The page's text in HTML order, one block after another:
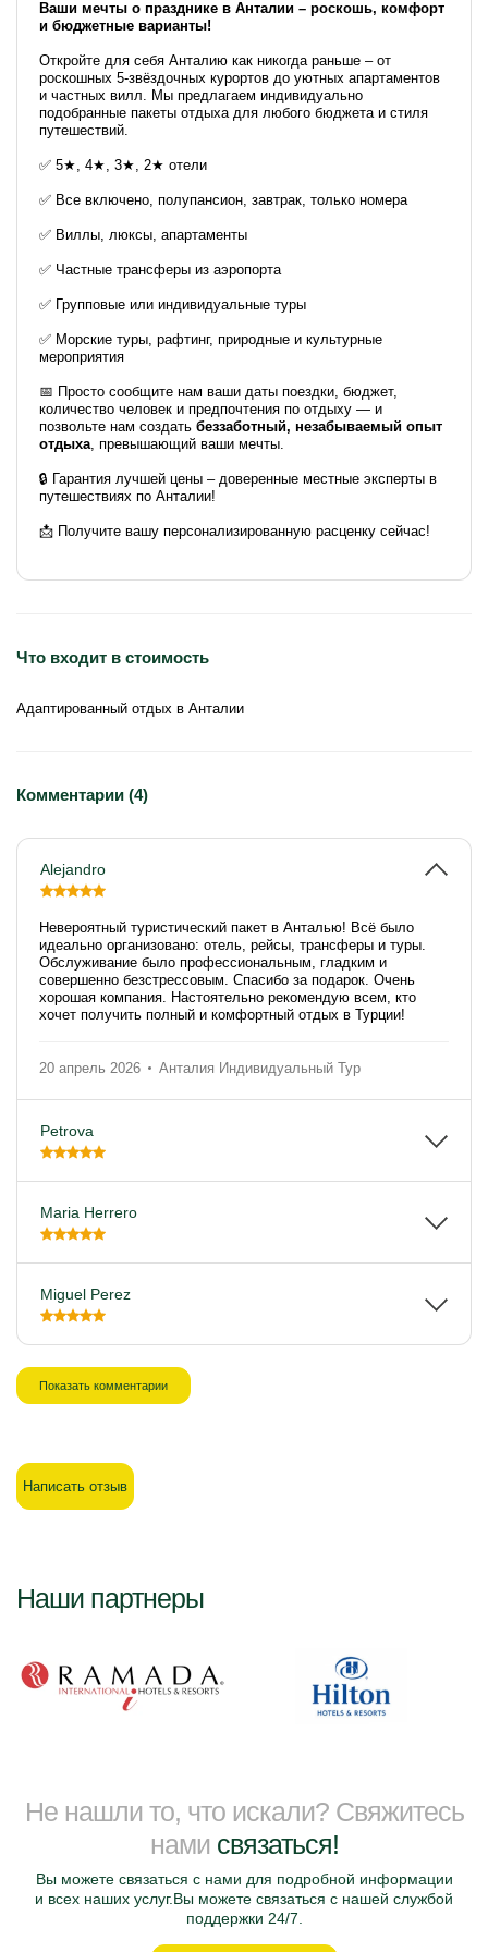
Ваши мечты о празднике в Анталии – роскошь, комфорт
и бюджетные варианты!
Откройте для себя Анталию как никогда раньше – от
роскошных 5-звёздочных курортов до уютных апартаментов
и частных вилл. Мы предлагаем индивидуально
подобранные пакеты отдыха для любого бюджета и стиля
путешествий.
✅ 5★, 4★, 3★, 2★ отели
✅ Все включено, полупансион, завтрак, только номера
✅ Виллы, люксы, апартаменты
✅ Частные трансферы из аэропорта
✅ Групповые или индивидуальные туры
✅ Морские туры, рафтинг, природные и культурные
мероприятия
📅 Просто сообщите нам ваши даты поездки, бюджет,
количество человек и предпочтения по отдыху — и
позвольте нам создать беззаботный, незабываемый опыт
отдыха, превышающий ваши мечты.
🔒 Гарантия лучшей цены – доверенные местные эксперты в
путешествиях по Анталии!
📩 Получите вашу персонализированную расценку сейчас!
Что входит в стоимость
Адаптированный отдых в Анталии
Комментарии (4)
Alejandro
Невероятный туристический пакет в Анталью! Всё было
идеально организовано: отель, рейсы, трансферы и туры.
Обслуживание было профессиональным, гладким и
совершенно безстрессовым. Спасибо за подарок. Очень
хорошая компания. Настоятельно рекомендую всем, кто
хочет получить полный и комфортный отдых в Турции!
20 апрель 2026 Анталия Индивидуальный Тур
Petrova
Maria Herrero
Miguel Perez
Показать комментарии
Написать отзыв
Наши партнеры
Не нашли то, что искали? Свяжитесь
нами связаться!
Вы можете связаться с нами для подробной информации
и всех наших услуг.Вы можете связаться с нашей службой
поддержки 24/7.